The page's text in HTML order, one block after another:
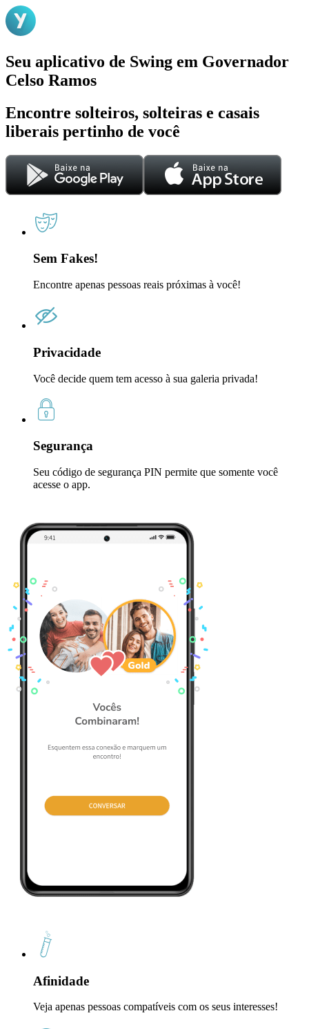
Seu aplicativo de Swing em Governador
Celso Ramos
Encontre solteiros, solteiras e casais
liberais pertinho de você
Sem Fakes!
Encontre apenas pessoas reais próximas à você!
Privacidade
Você decide quem tem acesso à sua galeria privada!
Segurança
Seu código de segurança PIN permite que somente você
acesse o app.
Afinidade
Veja apenas pessoas compatíveis com os seus interesses!